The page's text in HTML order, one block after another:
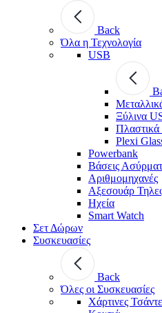
Back
Όλα η Τεχνολογία
USB
Ξύλινα
Plexi
Powerbank
Βάσεις
Αριθμομηχανές
Αξεσουάρ
Ηχεία
Smart Watch
Σετ Δώρων
Συσκευασίες
Back
Όλες οι Συσκευασίες
Χάρτινες